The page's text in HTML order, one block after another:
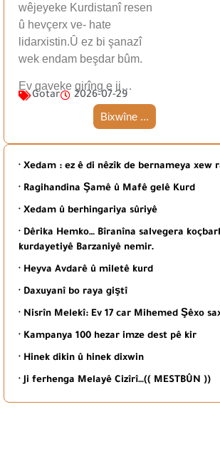
wêjeyeke Kurdistanî resen
û hevçerx ve- hate
lidarxistin.Û ez bi şanazî
wek endam beşdar bûm.
Ev gaveke girîng e ji…
Gotar 2026-07-29
Bixwîne ...
· Xedam : ez ê di nêzîk de bernameya xew
· Ragihandina Şamê û Mafê gelê Kurd
· Xedam û berhingariya sûriyê
· Dêrika Hemko… Bîranîna salvegera
kurdayetiyê Barzaniyê nemir.
· Heyva Avdarê û miletê kurd
· Daxuyanî bo raya giştî
· Nisrîn Melekî: Ev 17 car Mihemed Şêxo
· Kampanya 100 hezar imze dest pê kir
· Hinek dikin û hinek dixwin
· Ji ferhenga Melayê Cizîrî…(( MESTBÛN ))